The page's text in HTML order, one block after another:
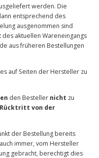
werden. Die
entsprechend des
ausgenommen sind
aktuellen Wareneingangs
aus früheren Bestellungen
auf Seiten der Hersteller zu
den Besteller nicht zu
von der
der Bestellung bereits
immer, vom Hersteller
gebracht, berechtigt dies